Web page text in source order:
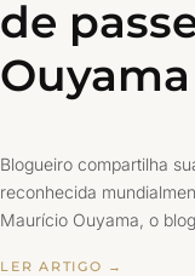
de
Ouyama
Blogueiro compartilha
reconhecida
Maurício Ouyama, o
LER ARTIGO →